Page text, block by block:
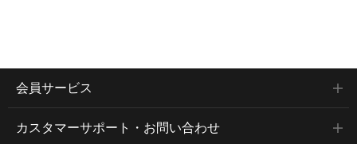
会員サービス
カスタマーサポート・お問い合わせ